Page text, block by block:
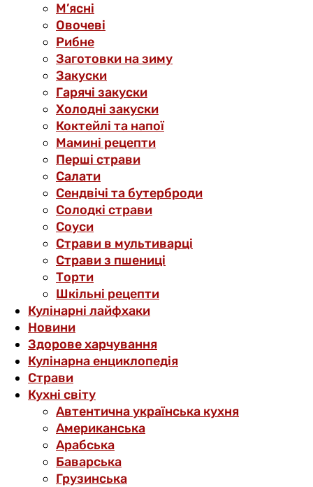
М’ясні
Овочеві
Рибне
Заготовки на зиму
Закуски
Гарячі закуски
Холодні закуски
Коктейлі та напої
Мамині рецепти
Перші страви
Салати
Сендвічі та бутерброди
Солодкі страви
Соуси
Страви в мультиварці
Страви з пшениці
Торти
Шкільні рецепти
Кулінарні лайфхаки
Новини
Здорове харчування
Кулінарна енциклопедія
Страви
Кухні світу
Автентична українська кухня
Американська
Арабська
Баварська
Грузинська